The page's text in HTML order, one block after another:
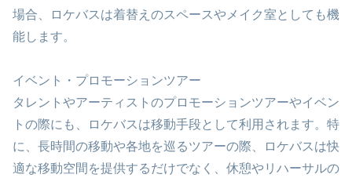
場合、ロケバスは着替えのスペースやメイク室としても機
能します。
イベント・プロモーションツアー
タレントやアーティストのプロモーションツアーやイベン
トの際にも、ロケバスは移動手段として利用されます。特
に、長時間の移動や各地を巡るツアーの際、ロケバスは快
適な移動空間を提供するだけでなく、休憩やリハーサルの